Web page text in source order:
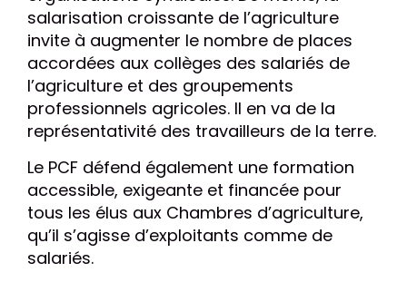
salarisation croissante de l’agriculture
invite à augmenter le nombre de places
accordées aux collèges des salariés de
l’agriculture et des groupements
professionnels agricoles. Il en va de la
représentativité des travailleurs de la terre.
Le PCF défend également une formation
accessible, exigeante et financée pour
tous les élus aux Chambres d’agriculture,
qu’il s’agisse d’exploitants comme de
salariés.